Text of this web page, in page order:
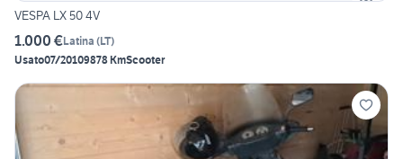
VESPA LX 50 4V
1.000 €Latina (LT)
Usato07/20109878 KmScooter